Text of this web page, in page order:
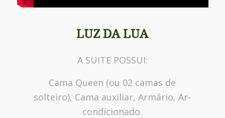
LUZ DA LUA
A SUITE POSSUI:
Cama Queen (ou 02 camas de
solteiro), Cama auxiliar, Armário, Ar-
condicionado.